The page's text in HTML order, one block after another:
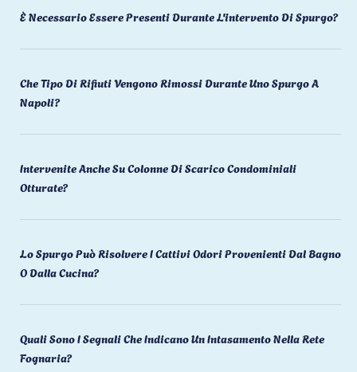
È Necessario Essere Presenti Durante L'intervento Di Spurgo?
Che Tipo Di Rifiuti Vengono Rimossi Durante Uno Spurgo A
Napoli?
Intervenite Anche Su Colonne Di Scarico Condominiali
Otturate?
Lo Spurgo Può Risolvere I Cattivi Odori Provenienti Dal Bagno
O Dalla Cucina?
Quali Sono I Segnali Che Indicano Un Intasamento Nella Rete
Fognaria?